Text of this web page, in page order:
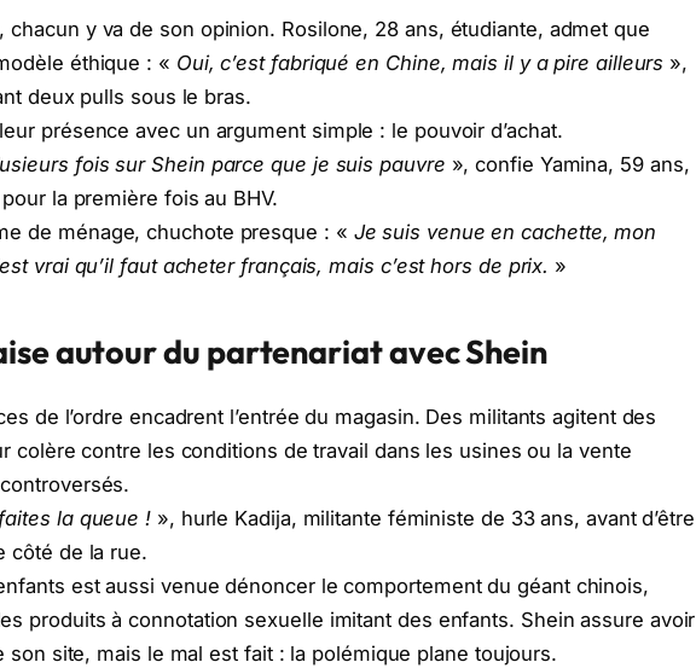
chacun y va de son opinion. Rosilone, 28 ans, étudiante, admet que
éthique : « Oui, c’est fabriqué en Chine, mais il y a pire ailleurs »,
deux pulls sous le bras.
présence avec un argument simple : le pouvoir d’achat.
fois sur Shein parce que je suis pauvre », confie Yamina, 59 ans,
la première fois au BHV.
de ménage, chuchote presque : « Je suis venue en cachette, mon
vrai qu’il faut acheter français, mais c’est hors de prix. »
autour du partenariat avec Shein
de l’ordre encadrent l’entrée du magasin. Des militants agitent des
colère contre les conditions de travail dans les usines ou la vente
la queue ! », hurle Kadija, militante féministe de 33 ans, avant d’être
côté de la rue.
est aussi venue dénoncer le comportement du géant chinois,
produits à connotation sexuelle imitant des enfants. Shein assure avoir
son site, mais le mal est fait : la polémique plane toujours.